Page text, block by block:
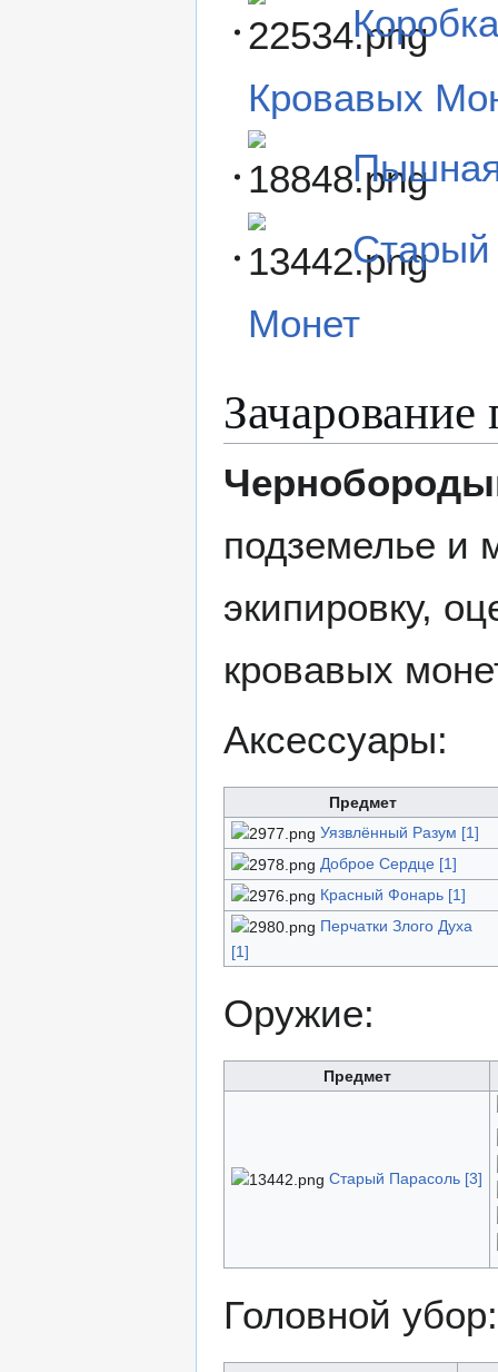
Кровавых
Старый
Монет
Зачарование
подземелье и
экипировку,
кровавых
Аксессуары:
Предмет
Уязвлённый Разум [1]
Доброе Сердце [1]
Красный Фонарь [1]
Перчатки Злого Духа
[1]
Оружие:
Предмет
Старый Парасоль [3]
Головной убор: